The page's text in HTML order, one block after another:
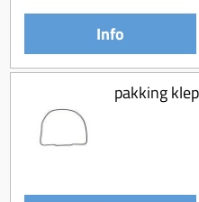
Info
pakking